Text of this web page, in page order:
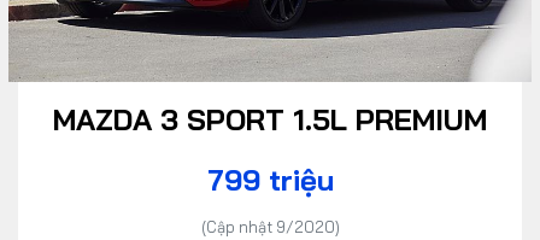
MAZDA 3 SPORT 1.5L PREMIUM
799 triệu
(Cập nhật 9/2020)